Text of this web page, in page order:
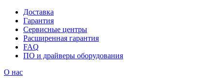
Доставка
Гарантия
Сервисные центры
Расширенная гарантия
FAQ
ПО и драйверы оборудования
О нас